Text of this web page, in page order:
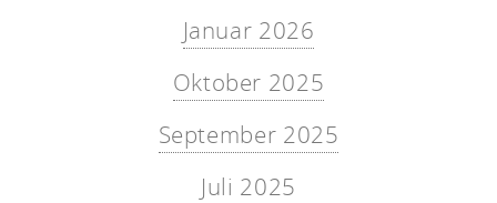
Januar 2026
Oktober 2025
September 2025
Juli 2025